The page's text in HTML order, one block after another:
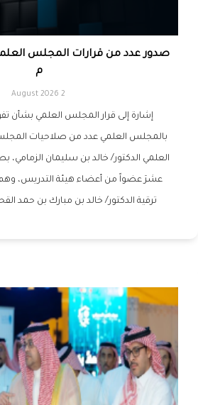
م
2 August 2026
إشارة إلى قرار المجلس العلمي بشأن
بالمجلس العلمي عدد من صلاحيات
العلمي الدكتور/ خالد بن سليمان الزمامي،
عشرَ عضواً من أعضاء هيئة التدريس، وهم
ترقية الدكتور/ خالد بن مبارك بن حمد